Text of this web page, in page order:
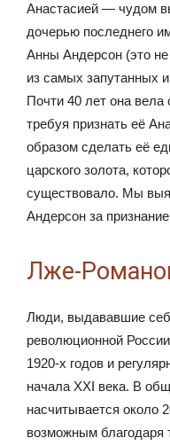
Анастасией — чудом
дочерью последнего
Анны Андерсон (это
из самых запутанных
Почти 40 лет она вела
требуя признать её
образом сделать её
царского золота,
существовало. Мы
Андерсон за
Лже-
Люди, выдававшие
революционной
1920-х годов и
начала XXI века. В
насчитывается около
возможным благодаря